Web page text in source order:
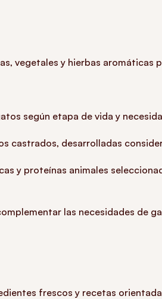
vegetales y hierbas
según etapa de vida y
castrados, desarrolladas
y proteínas animales
las necesidades de
frescos y recetas